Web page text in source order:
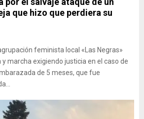
que hizo que perdiera su
feminista local «Las Negras»
marcha exigiendo justicia en el caso de
de 5 meses, que fue